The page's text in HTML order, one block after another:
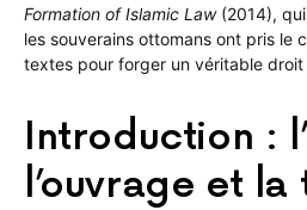
Formation of Islamic Law(2014), qui
les souverains ottomans ont pris le
textes pour forger un véritable droit
Introduction :
l’ouvrage et la